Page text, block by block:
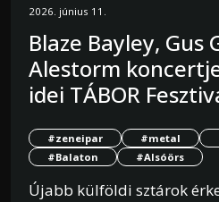
2026. június 11.
Blaze Bayley, Gus
Alestorm
idei TÁBOR
#zeneipar #metal
#Balaton
#Alsóörs
Újabb külföldi sztárok